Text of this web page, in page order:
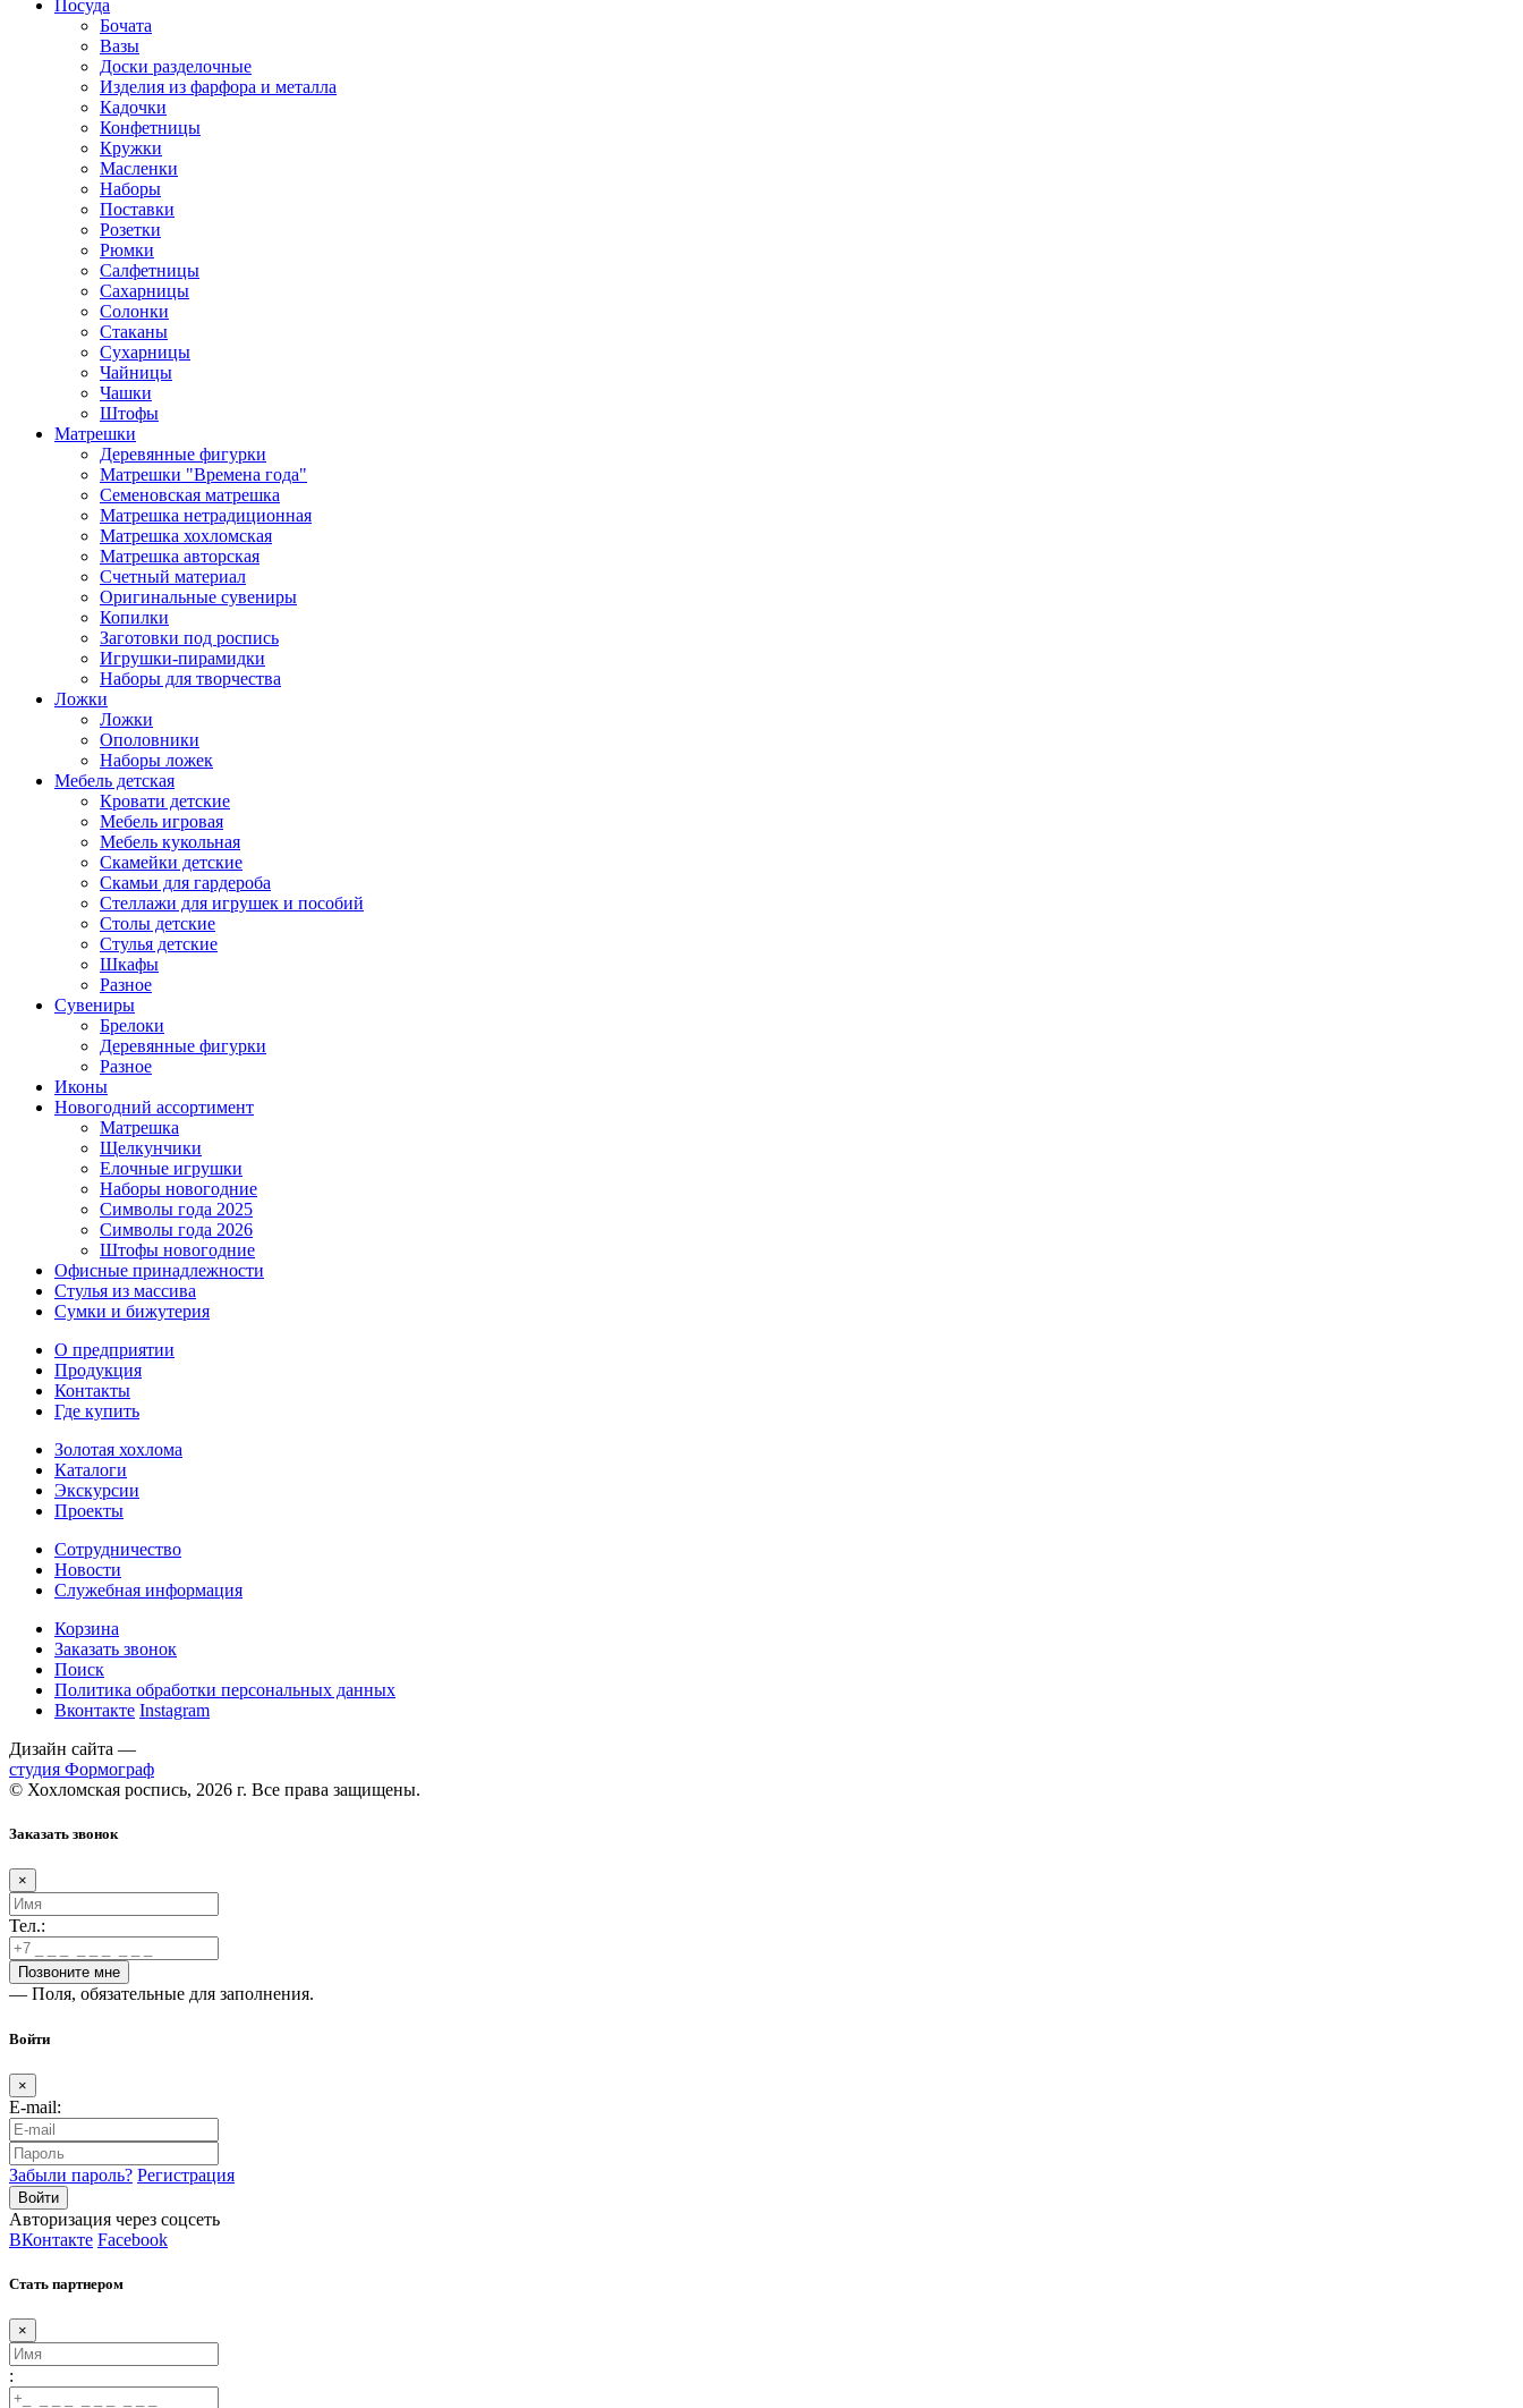
Посуда
Бочата
Вазы
Доски разделочные
Изделия из фарфора и металла
Кадочки
Конфетницы
Кружки
Масленки
Наборы
Поставки
Розетки
Рюмки
Салфетницы
Сахарницы
Солонки
Стаканы
Сухарницы
Чайницы
Чашки
Штофы
Матрешки
Деревянные фигурки
Матрешки "Времена года"
Семеновская матрешка
Матрешка нетрадиционная
Матрешка хохломская
Матрешка авторская
Счетный материал
Оригинальные сувениры
Копилки
Заготовки под роспись
Игрушки-пирамидки
Наборы для творчества
Ложки
Ложки
Ополовники
Наборы ложек
Мебель детская
Кровати детские
Мебель игровая
Мебель кукольная
Скамейки детские
Скамьи для гардероба
Стеллажи для игрушек и пособий
Столы детские
Стулья детские
Шкафы
Разное
Сувениры
Брелоки
Деревянные фигурки
Разное
Иконы
Новогодний ассортимент
Матрешка
Щелкунчики
Елочные игрушки
Наборы новогодние
Символы года 2025
Символы года 2026
Штофы новогодние
Офисные принадлежности
Стулья из массива
Сумки и бижутерия
О предприятии
Продукция
Контакты
Где купить
Золотая хохлома
Каталоги
Экскурсии
Проекты
Сотрудничество
Новости
Служебная информация
Корзина
Заказать звонок
Поиск
Политика обработки персональных данных
Вконтакте Instagram
Дизайн сайта —
студия Формограф
© Хохломская роспись, 2026 г. Все права защищены.
Заказать звонок
×
Тел.:
— Поля, обязательные для заполнения.
Войти
×
E-mail:
Забыли пароль? Регистрация
Авторизация через соцсеть
ВКонтакте Facebook
Стать партнером
×
: